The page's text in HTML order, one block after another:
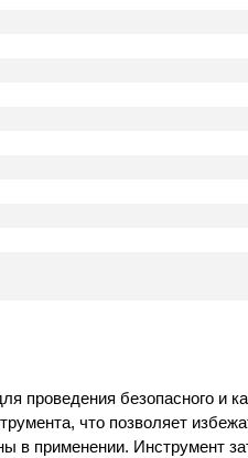
проведения безопасного и
что позволяет
в применении. Инструмент